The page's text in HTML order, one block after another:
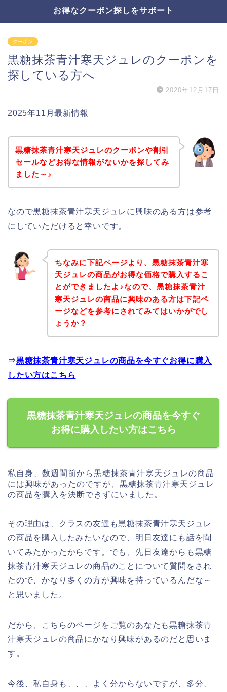
お得なクーポン探しをサポート
クーポン
黒糖抹茶青汁寒天ジュレのクーポンを
探している方へ
2020年12月17日
2025年11月最新情報
黒糖抹茶青汁寒天ジュレのクーポンや割引
セールなどお得な情報がないかを探してみ
ました～♪
なので黒糖抹茶青汁寒天ジュレに興味のある方は参考
にしていただけると幸いです。
ちなみに下記ページより、黒糖抹茶青汁寒
天ジュレの商品がお得な価格で購入するこ
とができましたよ♪なので、黒糖抹茶青汁
寒天ジュレの商品に興味のある方は下記ペ
ージなどを参考にされてみてはいかがでし
ょうか？
⇒黒糖抹茶青汁寒天ジュレの商品を今すぐお得に購入
したい方はこちら
黒糖抹茶青汁寒天ジュレの商品を今すぐ
お得に購入したい方はこちら
私自身、数週間前から黒糖抹茶青汁寒天ジュレの商品
には興味があったのですが、黒糖抹茶青汁寒天ジュレ
の商品を購入を決断できずにいました。
その理由は、クラスの友達も黒糖抹茶青汁寒天ジュレ
の商品を購入したみたいなので、明日友達にも話を聞
いてみたかったからです。でも、先日友達からも黒糖
抹茶青汁寒天ジュレの商品のことについて質問をされ
たので、かなり多くの方が興味を持っているんだな～
と思いました。
だから、こちらのページをご覧のあなたも黒糖抹茶青
汁寒天ジュレの商品にかなり興味があるのだと思いま
す。
今後、私自身も、、、よく分からないですが、多分、